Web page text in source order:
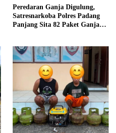
Peredaran Ganja Digulung,
Satresnarkoba Polres Padang
Panjang Sita 82 Paket Ganja